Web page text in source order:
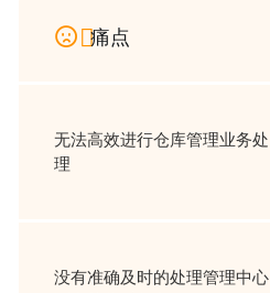
痛点
无法高效进行仓库管理业务处
理
没有准确及时的处理管理中心